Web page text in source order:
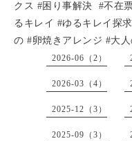
クス #困り事解決 #不在
るキレイ #ゆるキレイ探
の #卵焼きアレンジ #大
2026-06（2）
2026-03（4）
2025-12（3）
2025-09（3）